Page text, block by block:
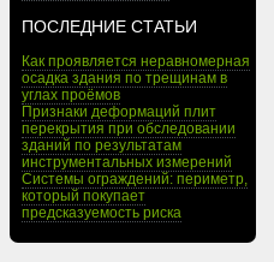
ПОСЛЕДНИЕ СТАТЬИ
Как проявляется неравномерная
осадка здания по трещинам в
углах проёмов
Признаки деформаций плит
перекрытия при обследовании
зданий по результатам
инструментальных измерений
Системы ограждений: периметр,
который покупает
предсказуемость риска